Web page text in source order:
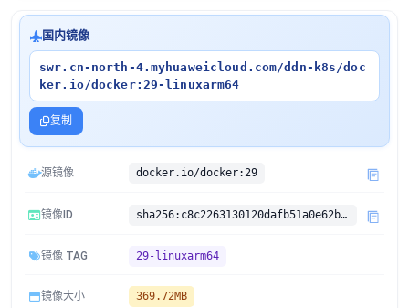
国内镜像
swr.cn-north-4.myhuaweicloud.com/ddn-k8s/doc
ker.io/docker:29-linuxarm64
复制
源镜像 docker.io/docker:29
镜像ID sha256:c8c2263130120dafb51a0e62b7a0491c3a4af7758cc9da905ecc7f56b51d44a5
镜像 TAG 29-linuxarm64
镜像大小 369.72MB